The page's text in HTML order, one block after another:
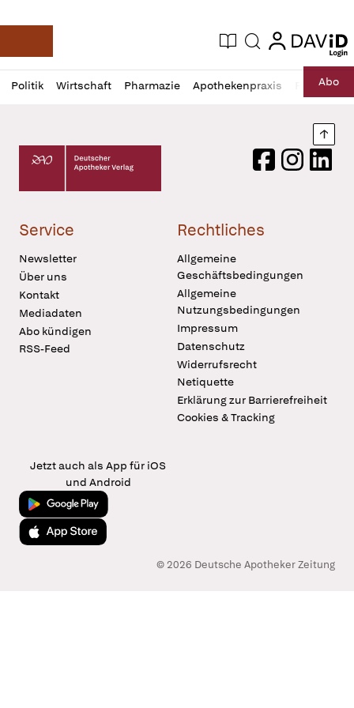
Deutsche Apotheker Zeitung
Aktuelle Ausgabe
Suche login
login
Politik Wirtschaft Pharmazie Apothekenpraxis RechtAbo
Profil
öffnen
Daz
Pur
Deutscher Apotheker Verlag Logo
FacebookInstagram
Service
Newsletter
Über uns
Kontakt
Mediadaten
Abo kündigen
RSS-Feed
Rechtliches
Allgemeine
Geschäftsbedingungen
Allgemeine
Nutzungsbedingungen
Impressum
Datenschutz
Widerrufsrecht
Netiquette
Erklärung zur Barrierefreiheit
Cookies & Tracking
Jetzt auch als App für iOS
und Android
Jetzt bei Google Play
Laden im App Store
© 2026 Deutsche Apotheker Zeitung